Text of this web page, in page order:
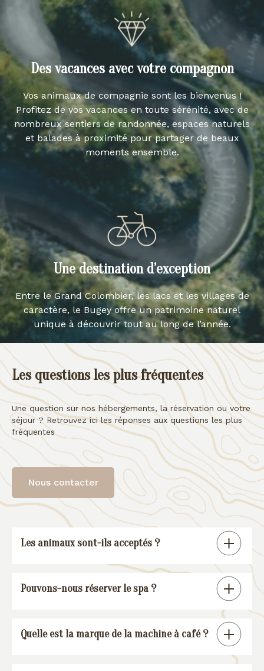
Des vacances avec votre compagnon
Vos animaux de compagnie sont les bienvenus !
Profitez de vos vacances en toute sérénité, avec de
nombreux sentiers de randonnée, espaces naturels
et balades à proximité pour partager de beaux
moments ensemble.
Une destination d’exception
Entre le Grand Colombier, les lacs et les villages de
caractère, le Bugey offre un patrimoine naturel
unique à découvrir tout au long de l’année.
Les questions les plus fréquentes
Une question sur nos hébergements, la réservation ou votre
séjour ? Retrouvez ici les réponses aux questions les plus
fréquentes
Nous contacter
Les animaux sont-ils acceptés ?
Tous nos gîtes sont « pet friendly », à
l’exception de la suite spa.
Pouvons-nous réserver le spa ?
pourrez réserver une session spa (voir
Quelle est la marque de la machine à café ?